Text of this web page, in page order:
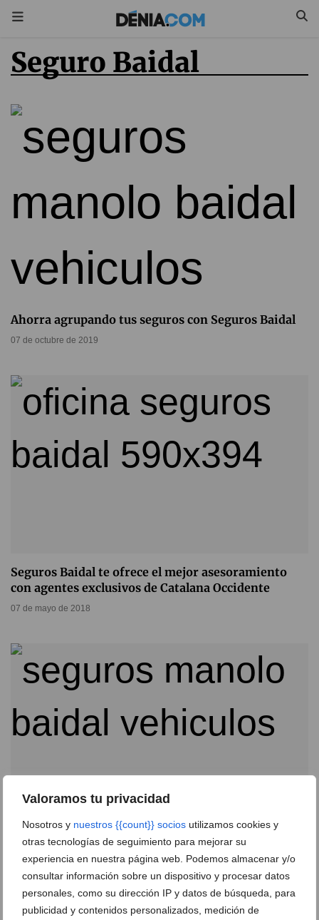
Valoramos tu privacidad
Nosotros y nuestros {{count}} socios utilizamos cookies y
otras tecnologías de seguimiento para mejorar su
experiencia en nuestra página web. Podemos almacenar y/o
consultar información sobre un dispositivo y procesar datos
personales, como su dirección IP y datos de búsqueda, para
publicidad y contenidos personalizados, medición de
Seguro Baidal
Ahorra agrupando tus seguros con Seguros Baidal
07 de octubre de 2019
Seguros Baidal te ofrece el mejor asesoramiento
con agentes exclusivos de Catalana Occidente
07 de mayo de 2018
Seguros Baidal
11 de febrero de 2016